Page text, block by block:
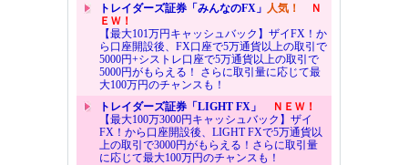
トレイダーズ証券「みんなのFX」 人気！
Ｎ
ＥＷ！
【最大101万円キャッシュバック】ザイFX！か
ら口座開設後、FX口座で5万通貨以上の取引で
5000円+シストレ口座で5万通貨以上の取引で
5000円がもらえる！ さらに取引量に応じて最
大100万円のチャンスも！
トレイダーズ証券「LIGHT FX」
ＮＥＷ！
【最大100万3000円キャッシュバック】ザイ
FX！から口座開設後、LIGHT FXで5万通貨以
上の取引で3000円がもらえる！さらに取引量
に応じて最大100万円のチャンスも！